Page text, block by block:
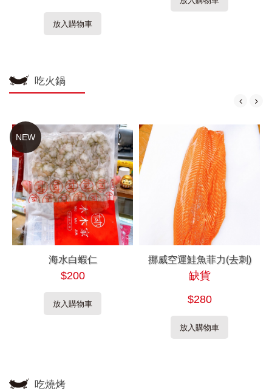
放入購物車
吃火鍋
NEW
海水白蝦仁
$200
放入購物車
挪威空運鮭魚菲力(去刺)
缺貨
$280
放入購物車
吃燒烤